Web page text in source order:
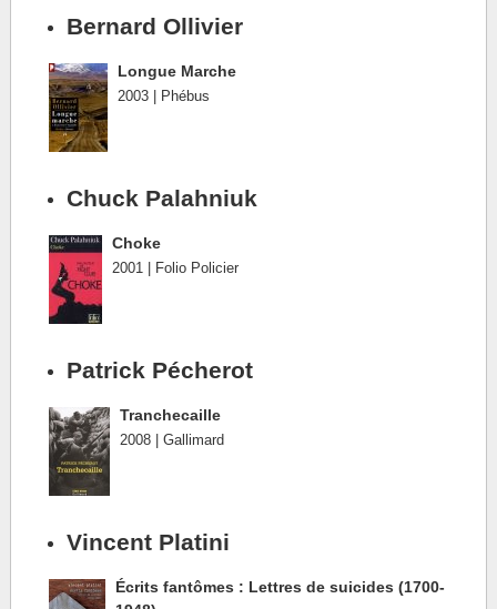
Bernard Ollivier
Longue Marche
2003 | Phébus
Chuck Palahniuk
Choke
2001 | Folio Policier
Patrick Pécherot
Tranchecaille
2008 | Gallimard
Vincent Platini
Écrits fantômes : Lettres de suicides (1700-